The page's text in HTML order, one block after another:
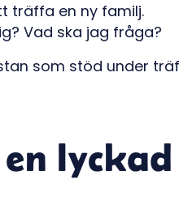
träffa en ny familj.
Vad ska jag fråga?
som stöd under
en